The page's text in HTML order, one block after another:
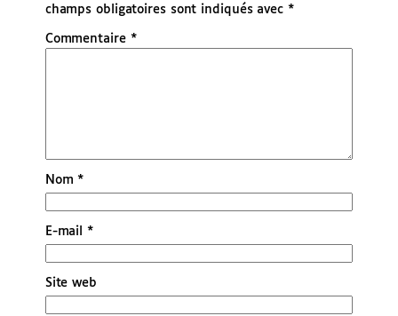
champs obligatoires sont indiqués avec *
Commentaire *
Nom*
E-mail*
Site web